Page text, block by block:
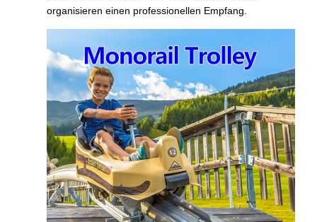
organisieren einen professionellen Empfang.